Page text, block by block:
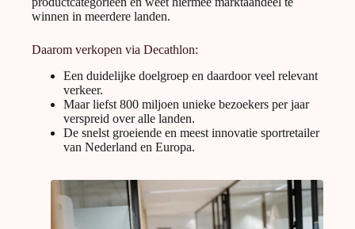
winnen in meerdere landen.
Daarom verkopen via Decathlon:
Een duidelijke doelgroep en daardoor veel relevant
verkeer.
Maar liefst 800 miljoen unieke bezoekers per jaar
verspreid over alle landen.
De snelst groeiende en meest innovatie sportretailer
van Nederland en Europa.